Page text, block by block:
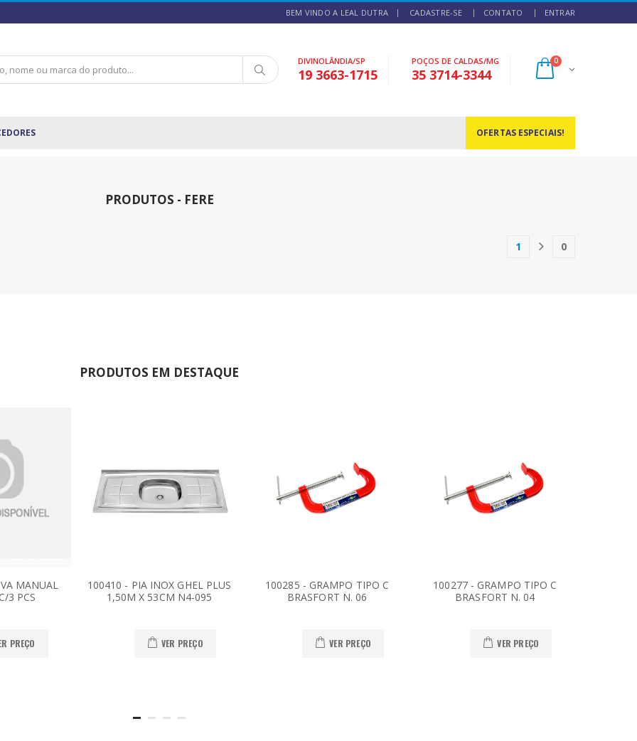
BEM VINDO A LEAL DUTRA CADASTRE-SE CONTATO ENTRAR
DIVINOLÂNDIA/SP
19 3663-1715
POÇOS DE CALDAS/MG
35 3714-3344
0
OFERTAS ESPECIAIS!
PRODUTOS - FERE
1(current)0
PRODUTOS EM DESTAQUE
MANUAL
3 PCS
PREÇO
100410 - PIA INOX GHEL PLUS
1,50M X 53CM N4-095
VER PREÇO
100285 - GRAMPO TIPO C
BRASFORT N. 06
VER PREÇO
100277 - GRAMPO TIPO C
BRASFORT N. 04
VER PREÇO